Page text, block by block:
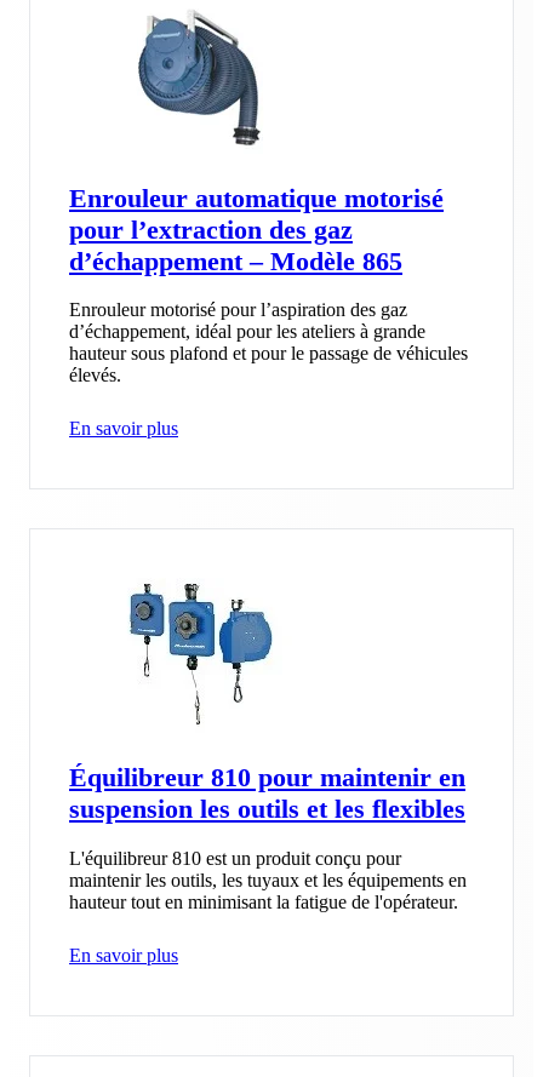
Enrouleur automatique motorisé
pour l’extraction des gaz
d’échappement – Modèle 865
Enrouleur motorisé pour l’aspiration des gaz
d’échappement, idéal pour les ateliers à grande
hauteur sous plafond et pour le passage de véhicules
élevés.
En savoir plus
Équilibreur 810 pour maintenir en
suspension les outils et les flexibles
L'équilibreur 810 est un produit conçu pour
maintenir les outils, les tuyaux et les équipements en
hauteur tout en minimisant la fatigue de l'opérateur.
En savoir plus